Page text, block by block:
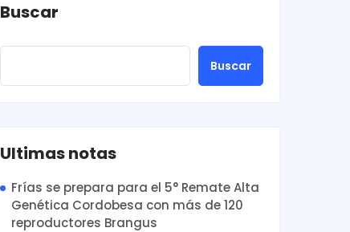
Buscar
Buscar
Ultimas notas
Frías se prepara para el 5° Remate Alta
Genética Cordobesa con más de 120
reproductores Brangus